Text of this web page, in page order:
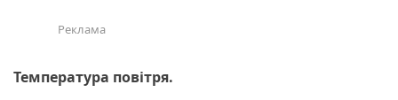
Температура повітря.